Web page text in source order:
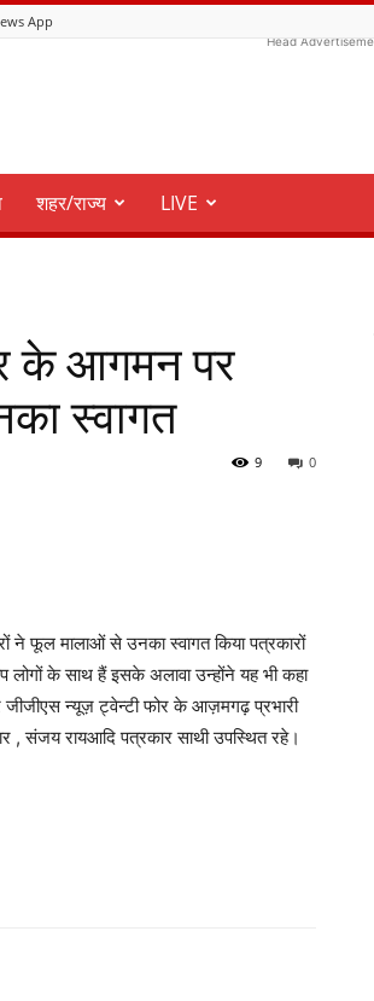
App
Head
शहर/राज्य LIVE
के आगमन पर
स्वागत
0
9
फूल मालाओं से उनका स्वागत किया पत्रकारों
के साथ हैं इसके अलावा उन्होंने यह भी कहा
न्यूज़ ट्वेन्टी फोर के आज़मगढ़ प्रभारी
, संजय रायआदि पत्रकार साथी उपस्थित रहे।